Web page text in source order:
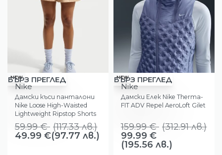
-17%
NEW
БЪРЗ ПРЕГЛЕД
Nike
Дамски къси панталони
Nike Loose High-Waisted
Lightweight Ripstop Shorts
59.99€ (117.33лв.)
49.99 €(97.77 лв.)
-38%
NEW
БЪРЗ ПРЕГЛЕД
Nike
Дамски Елек Nike Therma-
FIT ADV Repel AeroLoft Gilet
159.99€ (312.91лв.)
99.99 €
(195.56 лв.)